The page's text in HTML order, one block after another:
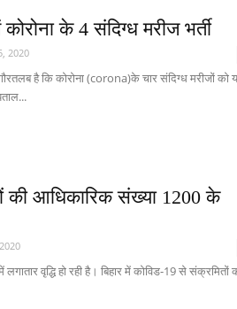
के 4 संदिग्ध मरीज भर्ती
2020
है कि कोरोना (corona)के चार संदिग्ध मरीजों को
की आधिकारिक संख्या 1200 के
वृद्धि हो रही है। बिहार में कोविड-19 से संक्रमितों